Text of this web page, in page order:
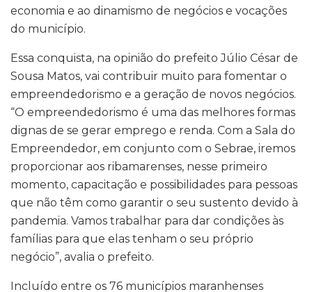
economia e ao dinamismo de negócios e vocações
do município.
Essa conquista, na opinião do prefeito Júlio César de
Sousa Matos, vai contribuir muito para fomentar o
empreendedorismo e a geração de novos negócios.
“O empreendedorismo é uma das melhores formas
dignas de se gerar emprego e renda. Com a Sala do
Empreendedor, em conjunto com o Sebrae, iremos
proporcionar aos ribamarenses, nesse primeiro
momento, capacitação e possibilidades para pessoas
que não têm como garantir o seu sustento devido à
pandemia. Vamos trabalhar para dar condições às
famílias para que elas tenham o seu próprio
negócio”, avalia o prefeito.
Incluído entre os 76 municípios maranhenses